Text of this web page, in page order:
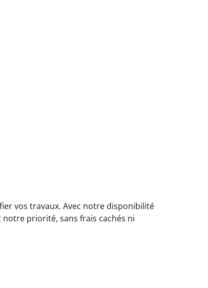
vos travaux. Avec notre disponibilité
notre priorité, sans frais cachés ni